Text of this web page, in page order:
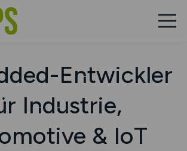
Entwickler
Industrie,
& IoT